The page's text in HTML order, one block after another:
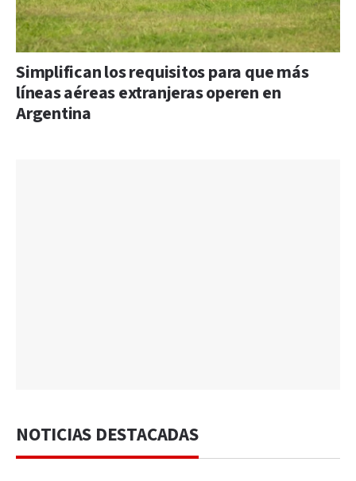
Simplifican los requisitos para que más
líneas aéreas extranjeras operen en
Argentina
NOTICIAS DESTACADAS